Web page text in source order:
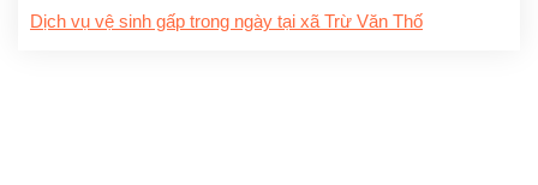
Dịch vụ vệ sinh gấp trong ngày tại xã Trừ Văn Thố